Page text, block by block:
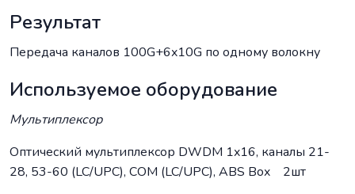
Результат
Передача каналов 100G+6x10G по одному волокну
Используемое оборудование
Мультиплексор
Оптический мультиплексор DWDM 1x16, каналы 21-
28, 53-60 (LC/UPC), COM (LC/UPC), ABS Box 2шт